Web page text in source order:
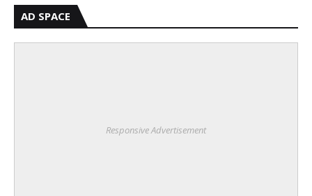
AD SPACE
Responsive Advertisement